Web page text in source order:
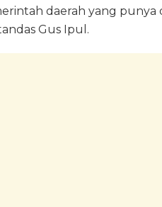
daerah yang
Gus Ipul.